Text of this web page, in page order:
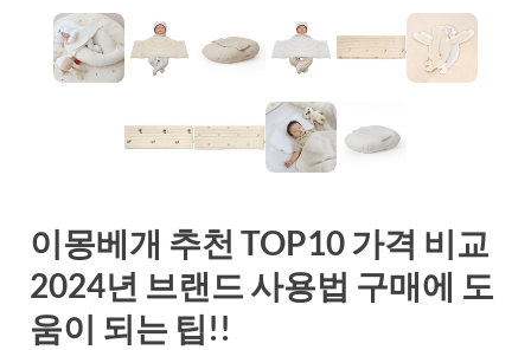
이몽베개 추천 TOP10 가격 비교
2024년 브랜드 사용법 구매에 도
움이 되는 팁!!